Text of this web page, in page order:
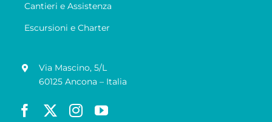
Cantieri e Assistenza
Escursioni e Charter
Via Mascino, 5/L
60125 Ancona – Italia